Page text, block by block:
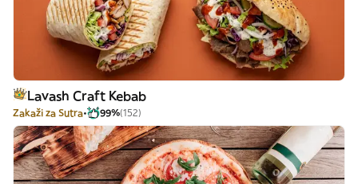
Lavash Craft Kebab
Zakaži za Sutra 99%(152)